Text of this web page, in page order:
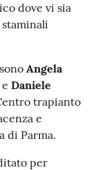
dove vi sia
Angela
Daniele
trapianto
e
di Parma.
per